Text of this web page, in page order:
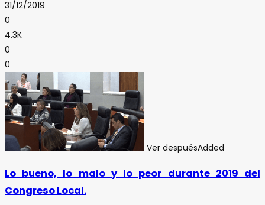
31/12/2019
0
4.3K
0
0
Ver despuésAdded
Lo bueno, lo malo y lo peor durante 2019 del
Congreso Local.